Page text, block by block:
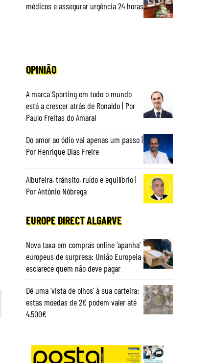
médicos e assegurar urgência 24 horas
OPINIÃO
A marca Sporting em todo o mundo
está a crescer atrás de Ronaldo | Por
Paulo Freitas do Amaral
Do amor ao ódio vai apenas um passo |
Por Henrique Dias Freire
Albufeira, trânsito, ruído e equilíbrio |
Por António Nóbrega
EUROPE DIRECT ALGARVE
Nova taxa em compras online ‘apanha’
europeus de surpresa: União Europeia
esclarece quem não deve pagar
Dê uma ‘vista de olhos’ à sua carteira:
estas moedas de 2€ podem valer até
4.500€